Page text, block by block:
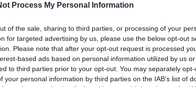
Process My Personal Information
of the sale, sharing to third parties, or processing of your
for targeted advertising by us, please use the below opt-out
Please note that after your opt-out request is processed
based ads based on personal information utilized by us
to third parties prior to your opt-out. You may separately
your personal information by third parties on the IAB’s list of
del mundo, es un hermoso
y un increíble número de
de Hielo, cuando los glaciares